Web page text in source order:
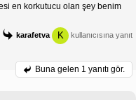
en korkutucu olan şey benim
karafetva K kullanıcısına yanıt
Buna gelen 1 yanıtı gör.